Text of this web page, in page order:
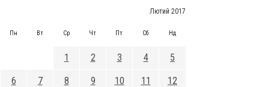
Лютий 2017
Пн Вт Ср Чт Пт Сб Нд
1 2 3 4 5
6 7 8 9 10 11 12